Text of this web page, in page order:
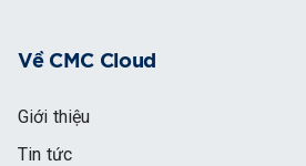
Về CMC Cloud
Giới thiệu
Tin tức